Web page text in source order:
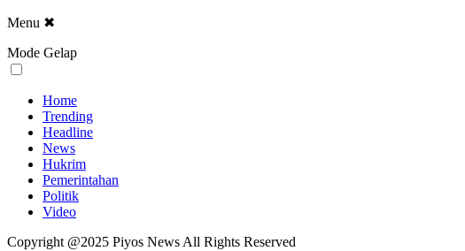
Menu ✖
Mode Gelap
Home
Trending
Headline
News
Hukrim
Pemerintahan
Politik
Video
Copyright @2025 Piyos News All Rights Reserved